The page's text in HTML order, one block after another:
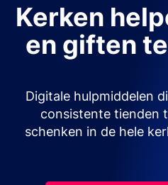
Kerken
en giften
Digitale hulpmiddelen
consistente tienden
schenken in de hele